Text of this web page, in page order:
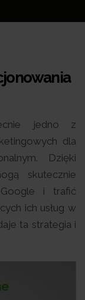
jedno z
dla
Dzięki
skutecznie
i trafić
ich usług w
ta strategia i